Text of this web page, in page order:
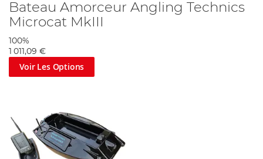
Bateau Amorceur Angling Technics
Microcat MkIII
100%
1 011,09 €
Voir Les Options